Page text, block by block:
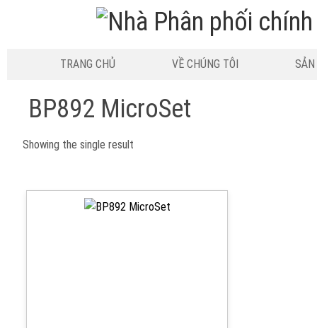
TRANG CHỦ VỀ CHÚNG TÔI
BP892 MicroSet
Showing the single result